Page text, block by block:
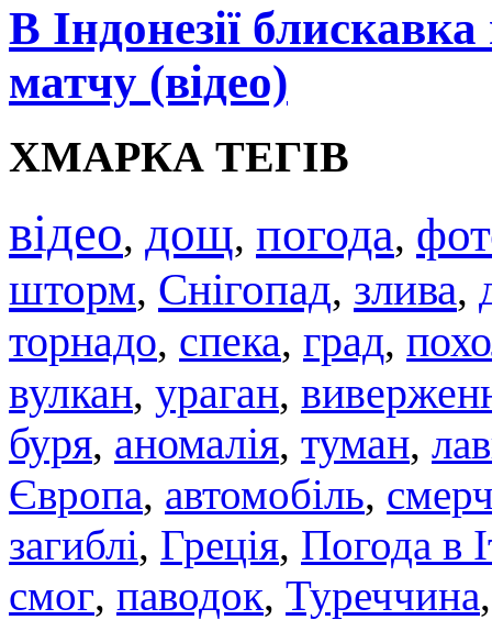
В Індонезії
матчу (відео)
ХМАРКА ТЕГІВ
відео, дощ, погода,
шторм, Снігопад, злива,
торнадо, спека, град,
вулкан, ураган,
буря, аномалія, туман,
Європа, автомобіль,
загиблі, Греція, Погода в
смог, паводок, Туреччина